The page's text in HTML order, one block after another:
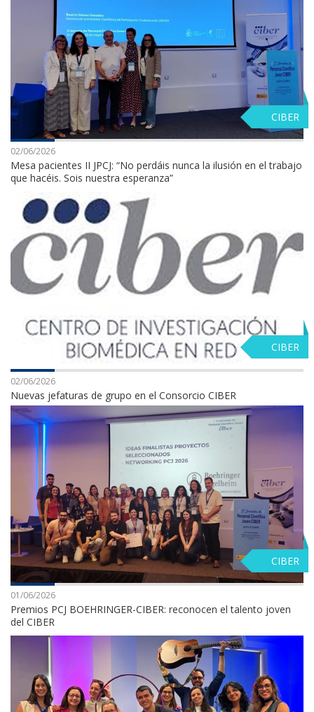
CIBER
02/06/2026
Mesa pacientes II JPCJ: “No perdáis nunca la ilusión en el trabajo
que hacéis. Sois nuestra esperanza”
CIBER
02/06/2026
Nuevas jefaturas de grupo en el Consorcio CIBER
CIBER
01/06/2026
Premios PCJ BOEHRINGER-CIBER: reconocen el talento joven
del CIBER